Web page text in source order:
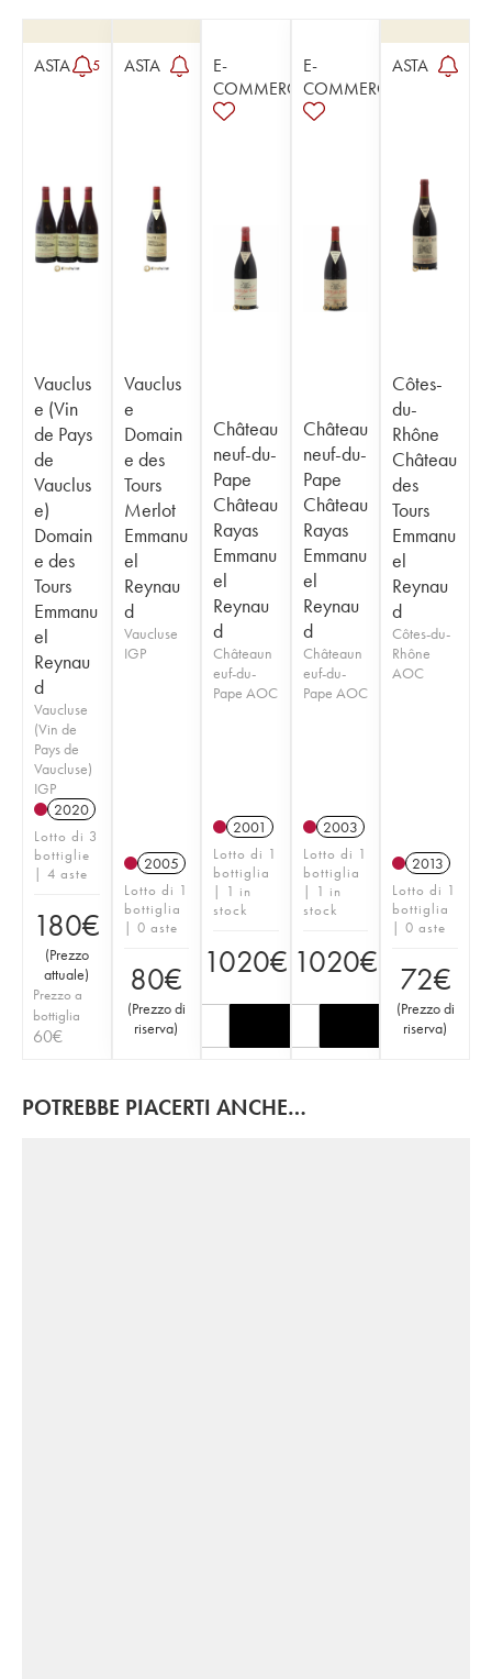
ASTA 5
Vauclus
e (Vin
de Pays
de
Vauclus
e)
Domain
e des
Tours
Emmanu
el
Reynau
d
Vaucluse
(Vin de
Pays de
Vaucluse)
IGP
2020
Lotto di 3
bottiglie
| 4 aste
180€
(Prezzo
attuale)
Prezzo a
bottiglia
60€
ASTA
Vauclus
e
Domain
e des
Tours
Merlot
Emmanu
el
Reynau
d
Vaucluse
IGP
2005
Lotto di 1
bottiglia
| 0 aste
80€
(Prezzo di
riserva)
E-
COMMERCE
Château
neuf-du-
Pape
Château
Rayas
Emmanu
el
Reynau
d
Châteaun
euf-du-
Pape AOC
2001
Lotto di 1
bottiglia
| 1 in
stock
1020€
E-
COMMERCE
Château
neuf-du-
Pape
Château
Rayas
Emmanu
el
Reynau
d
Châteaun
euf-du-
Pape AOC
2003
Lotto di 1
bottiglia
| 1 in
stock
1020€
ASTA
Côtes-
du-
Rhône
Château
des
Tours
Emmanu
el
Reynau
d
Côtes-du-
Rhône
AOC
2013
Lotto di 1
bottiglia
| 0 aste
72€
(Prezzo di
riserva)
POTREBBE PIACERTI ANCHE…